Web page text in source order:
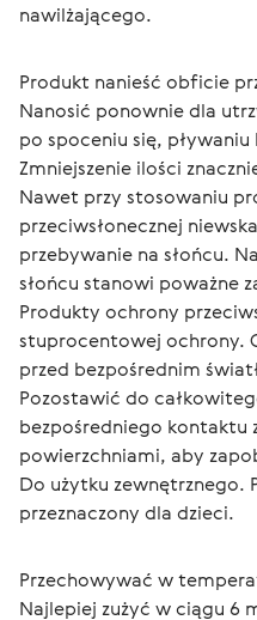
nawilżającego.
Produkt nanieść obficie
Nanosić ponownie dla
po spoceniu się,
Zmniejszenie ilości
Nawet przy stosowaniu
przeciwsłonecznej
przebywanie na słońcu.
słońcu stanowi poważne
Produkty ochrony
stuprocentowej ochrony.
przed bezpośrednim
Pozostawić do
bezpośredniego kontaktu
powierzchniami, aby
Do użytku zewnętrznego.
przeznaczony dla dzieci.
Przechowywać w
Najlepiej zużyć w ciągu 6